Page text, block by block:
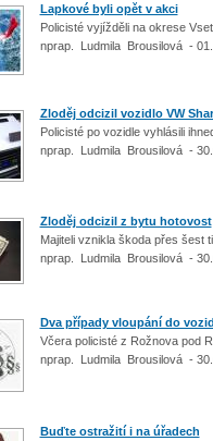
Lapkové byli opět v akci
Policisté vyjížděli na okrese
nprap. Ludmila Brousilová -
Zloděj odcizil vozidlo VW
Policisté po vozidle vyhlásili
nprap. Ludmila Brousilová -
Zloděj odcizil z bytu hotovost
Majiteli vznikla škoda přes šest
nprap. Ludmila Brousilová -
Dva případy vloupání do
Včera policisté z Rožnova pod
nprap. Ludmila Brousilová -
Buďte ostražití i na úřadech